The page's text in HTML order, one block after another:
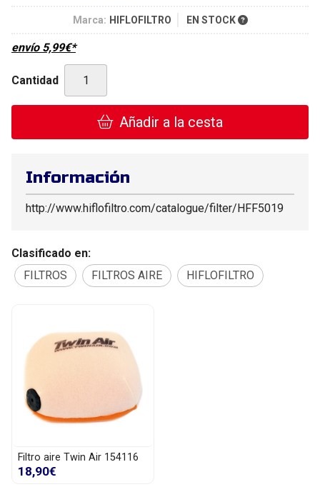
Marca: HIFLOFILTRO EN STOCK
envío 5,99€*
Cantidad
Añadir a la cesta
Información
http://www.hiflofiltro.com/catalogue/filter/HFF5019
Clasificado en:
FILTROS
FILTROS AIRE HIFLOFILTRO
Filtro aire Twin Air 154116
18,90€